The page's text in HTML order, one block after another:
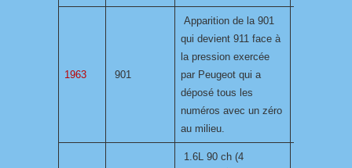
1963 901
Apparition de la 901
qui devient 911 face à
la pression exercée
par Peugeot qui a
déposé tous les
numéros avec un zéro
au milieu.
1.6L 90 ch (4